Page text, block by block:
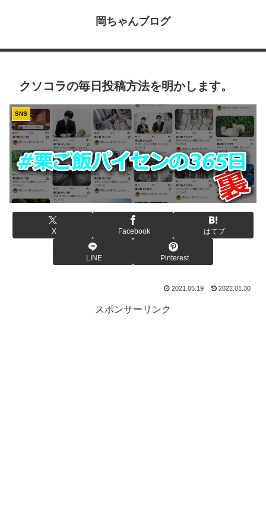
岡ちゃんブログ
クソコラの毎日投稿方法を明かします。
SNS
X Facebook はてブ
LINE Pinterest
2021.05.19 2022.01.30
スポンサーリンク